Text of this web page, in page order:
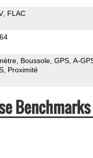
FLAC
Boussole GPS A-
Proximité
Benchmarks